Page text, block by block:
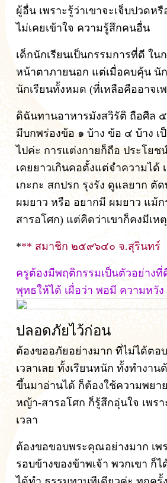
ผู้อื่น เพราะรู้ว่าเขาจะเจ็บปวด
ไม่เคยเข้าใจ ความรู้สึกคนอื่น
เด็กนักเรียนเป็นกรรมการที่ดี ใน
หน้าตาภายนอก แต่เมื่อคบคุ้น นั
นักเรียนทั้งหมด (ที่เหลือคืออาจเ
ดิฉันทานอาหารมังสวิรัติ ถือศีล
มีบกพร่องข้อ ๑ บ้าง ข้อ ๔ บ้าง
ไปค่ะ การแต่งกายก็ถือ ประโย
เคยยาวเกินคอตั้งแต่จำความได้
เกะกะ สกปรก รุงรัง ดูแลยาก ตั
ผมยาว หรือ อยากมี ผมยาว แม้
สารอโศก) แต่คิดว่าเขาก็คงมีเห
*** สมาชิก ๒๕๙๖๔๐ จ.สุรินทร์
ครูต้องมีพฤติกรรมเป็นตัวอย่าง
พุทธให้ได้ เผื่อว่า พอมี ความหวั
ปลอดภัยไว้ก่อน
ต้องขออภัยอย่างมาก ที่ไม่ได้ตอ
เวลาเลย ทั้งเรียนหนัก ทั้งทำงา
ขึ้นมาอ่านได้ ก็ต้องใช้ความพย
หญ้า-สารอโศก ก็รู้สึกอุ่นใจ เพร
เวลา
ต้องขอขอบพระคุณอย่างมาก เพ
รอบข้างของข้าพเจ้า พวกเขา ก็